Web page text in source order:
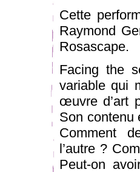
Cette
Raymond
Rosascape.
Facing the
variable qui
œuvre d’art
Son contenu
Comment
l’autre ?
Peut-on